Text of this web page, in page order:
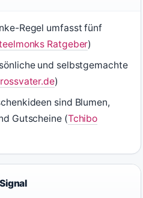
Regel umfasst fünf
Ratgeber)
und selbstgemachte
)
sind Blumen,
Gutscheine (Tchibo